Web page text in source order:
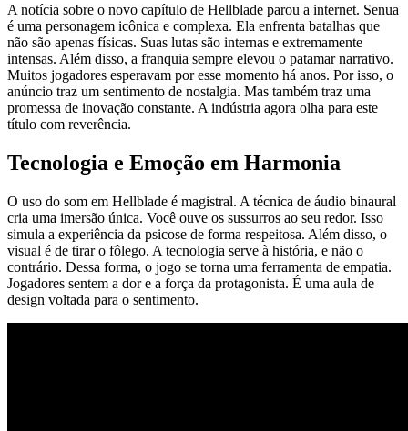
A notícia sobre o novo capítulo de Hellblade parou a internet. Senua
é uma personagem icônica e complexa. Ela enfrenta batalhas que
não são apenas físicas. Suas lutas são internas e extremamente
intensas. Além disso, a franquia sempre elevou o patamar narrativo.
Muitos jogadores esperavam por esse momento há anos. Por isso, o
anúncio traz um sentimento de nostalgia. Mas também traz uma
promessa de inovação constante. A indústria agora olha para este
título com reverência.
Tecnologia e Emoção em Harmonia
O uso do som em Hellblade é magistral. A técnica de áudio binaural
cria uma imersão única. Você ouve os sussurros ao seu redor. Isso
simula a experiência da psicose de forma respeitosa. Além disso, o
visual é de tirar o fôlego. A tecnologia serve à história, e não o
contrário. Dessa forma, o jogo se torna uma ferramenta de empatia.
Jogadores sentem a dor e a força da protagonista. É uma aula de
design voltada para o sentimento.